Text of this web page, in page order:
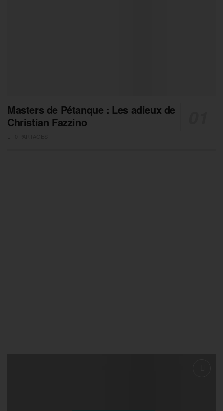
Masters de Pétanque : Les adieux de
Christian Fazzino